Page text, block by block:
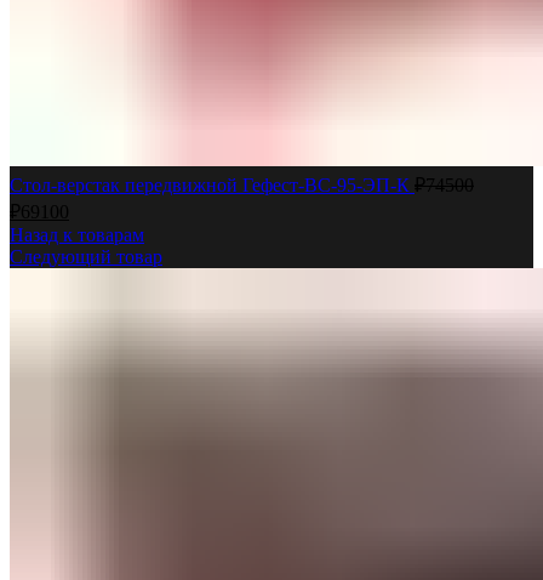
Стол-верстак передвижной Гефест-ВС-95-ЭП-К ₽74500
₽69100
Назад к товарам
Следующий товар